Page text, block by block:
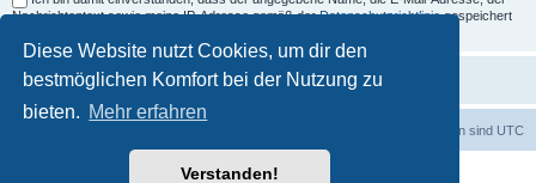
Diese Website nutzt Cookies, um dir den
bestmöglichen Komfort bei der Nutzung zu
bieten. Mehr erfahren
Verstanden!
Nachrichtentext sowie meine IP-Adresse gemäß derDatenschutzrichtliniegespeichert
Alle Zeiten sind UTC
Powered byphpBB® Forum Software © phpBB Limited